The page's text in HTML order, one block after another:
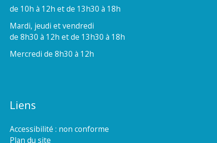
de 10h à 12h et de 13h30 à 18h
Mardi, jeudi et vendredi
de 8h30 à 12h et de 13h30 à 18h
Mercredi de 8h30 à 12h
Liens
Accessibilité : non conforme
Plan du site